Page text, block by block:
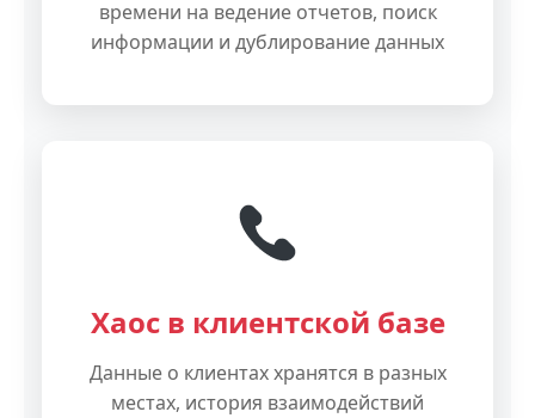
времени на ведение отчетов, поиск
информации и дублирование данных
Хаос в клиентской базе
Данные о клиентах хранятся в разных
местах, история взаимодействий